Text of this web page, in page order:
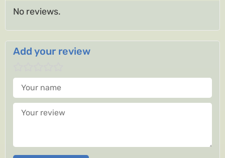
No reviews.
Add your review
Your name
Your review